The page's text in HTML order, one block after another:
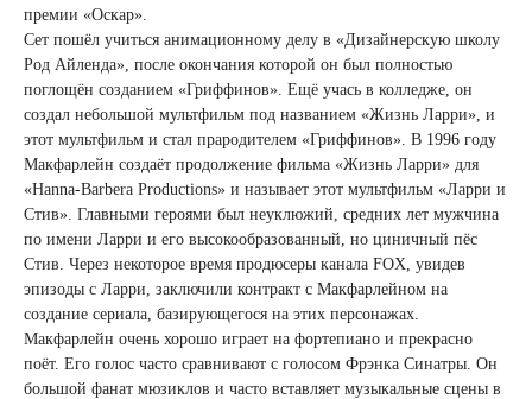
премии «Оскар».
Сет пошёл учиться анимационному делу в «Дизайнерскую школу
Род Айленда», после окончания которой он был полностью
поглощён созданием «Гриффинов». Ещё учась в колледже, он
создал небольшой мультфильм под названием «Жизнь Ларри», и
этот мультфильм и стал прародителем «Гриффинов». В 1996 году
Макфарлейн создаёт продолжение фильма «Жизнь Ларри» для
«Hanna-Barbera Productions» и называет этот мультфильм «Ларри и
Стив». Главными героями был неуклюжий, средних лет мужчина
по имени Ларри и его высокообразованный, но циничный пёс
Стив. Через некоторое время продюсеры канала FOX, увидев
эпизоды с Ларри, заключили контракт с Макфарлейном на
создание сериала, базирующегося на этих персонажах.
Макфарлейн очень хорошо играет на фортепиано и прекрасно
поёт. Его голос часто сравнивают с голосом Фрэнка Синатры. Он
большой фанат мюзиклов и часто вставляет музыкальные сцены в